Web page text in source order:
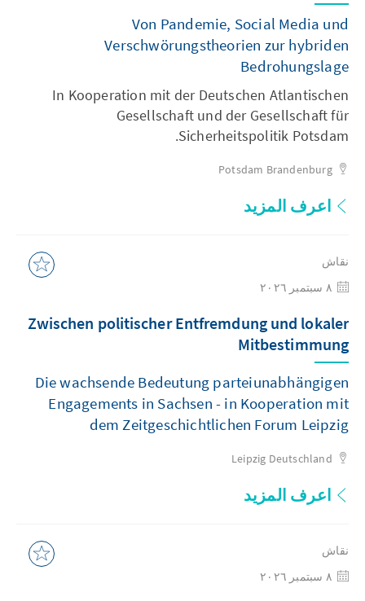
Von Pandemie, Social Media und
Verschwörungstheorien zur hybriden
Bedrohungslage
In Kooperation mit der Deutschen Atlantischen
Gesellschaft und der Gesellschaft für
Sicherheitspolitik Potsdam.
Potsdam Brandenburg
اعرف المزيد
نقاش
Zwischen politischer Entfremdung und lokaler
Mitbestimmung
Die wachsende Bedeutung parteiunabhängigen
Engagements in Sachsen - in Kooperation mit
dem Zeitgeschichtlichen Forum Leipzig
Leipzig Deutschland
اعرف المزيد
نقاش